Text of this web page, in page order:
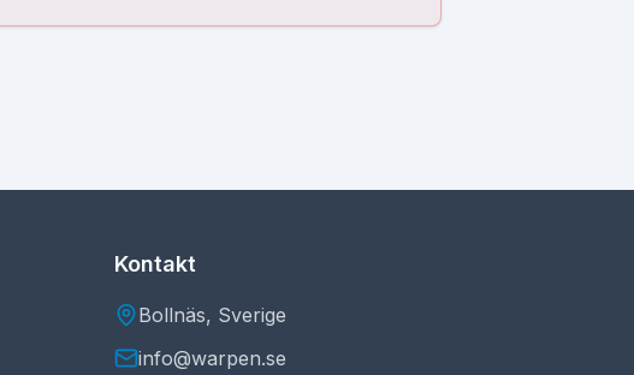
Kontakt
Bollnäs, Sverige
info@warpen.se